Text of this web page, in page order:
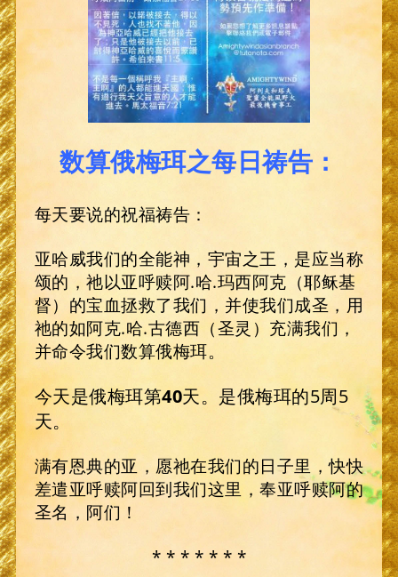
数算俄梅珥之每日祷告：
每天要说的祝福祷告：
亚哈威我们的全能神，宇宙之王，是应当称
颂的，祂以亚呼赎阿.哈.玛西阿克（耶稣基
督）的宝血拯救了我们，并使我们成圣，用
祂的如阿克.哈.古德西（圣灵）充满我们，
并命令我们数算俄梅珥。
今天是俄梅珥第40天。是俄梅珥的5周5
天。
满有恩典的亚，愿祂在我们的日子里，快快
差遣亚呼赎阿回到我们这里，奉亚呼赎阿的
圣名，阿们！
* * * * * * *